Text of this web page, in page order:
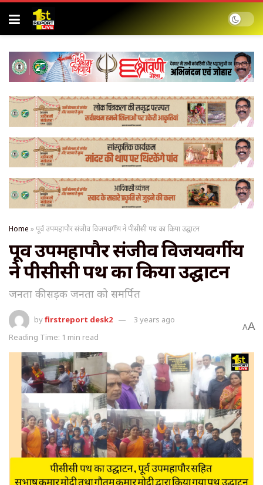
Home »पूर्व उपमहापौर संजीव विजयवर्गीय ने पीसीसी पथ का किया उद्घाटन
पूर्व उपमहापौर संजीव विजयवर्गीय
ने पीसीसी पथ का किया उद्घाटन
जनता की सड़क जनता को समर्पित
byfirstreport desk2
3 years ago
Reading Time: 1 min read
AA